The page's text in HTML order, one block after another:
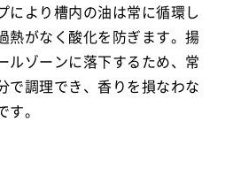
により槽内の油は常に循環し
熱がなく酸化を防ぎます。揚
ルゾーンに落下するため、常
で調理でき、香りを損なわな
。